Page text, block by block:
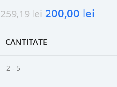
259,19lei 200,00 lei
CANTITATE
2 - 5